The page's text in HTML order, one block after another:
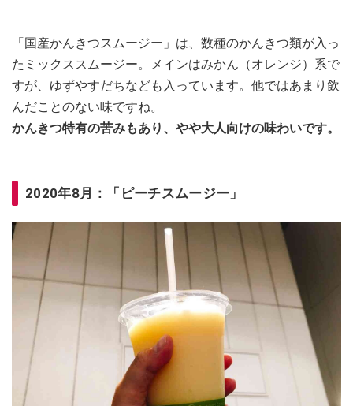
「国産かんきつスムージー」は、数種のかんきつ類が入っ
たミックススムージー。メインはみかん（オレンジ）系で
すが、ゆずやすだちなども入っています。他ではあまり飲
んだことのない味ですね。
かんきつ特有の苦みもあり、やや大人向けの味わいです。
2020年8月：「ピーチスムージー」